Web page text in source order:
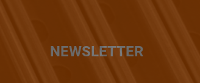
NEWSLETTER